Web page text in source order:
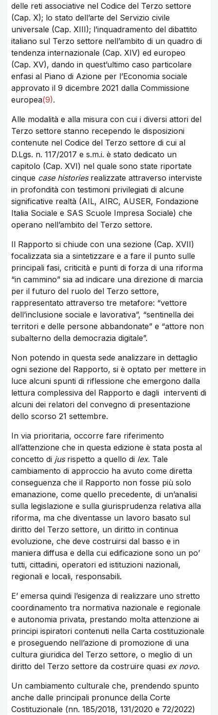
delle reti associative nel Codice del Terzo settore
(Cap. X); lo stato dell’arte del Servizio civile
universale (Cap. XIII); l’inquadramento del dibattito
italiano sul Terzo settore nell’ambito di un quadro di
tendenza internazionale (Cap. XIV) ed europeo
(Cap. XV), dando in quest’ultimo caso particolare
enfasi al Piano di Azione per l’Economia sociale
approvato il 9 dicembre 2021 dalla Commissione
europea(9).
Alle modalità e alla misura con cui i diversi attori del
Terzo settore stanno recependo le disposizioni
contenute nel Codice del Terzo settore di cui al
D.Lgs. n. 117/2017 e s.m.i. è stato dedicato un
capitolo (Cap. XVI) nel quale sono state riportate
cinque case historiesrealizzate attraverso interviste
in profondità con testimoni privilegiati di alcune
significative realtà (AIL, AIRC, AUSER, Fondazione
Italia Sociale e SAS Scuole Impresa Sociale) che
operano nell’ambito del Terzo settore.
Il Rapporto si chiude con una sezione (Cap. XVII)
focalizzata sia a sintetizzare e a fare il punto sulle
principali fasi, criticità e punti di forza di una riforma
“in cammino” sia ad indicare una direzione di marcia
per il futuro del ruolo del Terzo settore,
rappresentato attraverso tre metafore: “vettore
dell’inclusione sociale e lavorativa”, “sentinella dei
territori e delle persone abbandonate” e “attore non
subalterno della democrazia digitale”.
Non potendo in questa sede analizzare in dettaglio
ogni sezione del Rapporto, si è optato per mettere in
luce alcuni spunti di riflessione che emergono dalla
lettura complessiva del Rapporto e dagli interventi di
alcuni dei relatori del convegno di presentazione
dello scorso 21 settembre.
In via prioritaria, occorre fare riferimento
all’attenzione che in questa edizione è stata posta al
concetto di jusrispetto a quello di lex. Tale
cambiamento di approccio ha avuto come diretta
conseguenza che il Rapporto non fosse più solo
emanazione, come quello precedente, di un’analisi
sulla legislazione e sulla giurisprudenza relativa alla
riforma, ma che diventasse un lavoro basato sul
diritto del Terzo settore, un diritto in continua
evoluzione, che deve costruirsi dal basso e in
maniera diffusa e della cui edificazione sono un po’
tutti, cittadini, operatori ed istituzioni nazionali,
regionali e locali, responsabili.
E’ emersa quindi l’esigenza di realizzare uno stretto
coordinamento tra normativa nazionale e regionale
e autonomia privata, prestando molta attenzione ai
principi ispiratori contenuti nella Carta costituzionale
e proseguendo nell’azione di promozione di una
cultura giuridica del Terzo settore, o meglio di un
diritto del Terzo settore da costruire quasi ex novo.
Un cambiamento culturale che, prendendo spunto
anche dalle principali pronunce della Corte
Costituzionale (nn. 185/2018, 131/2020 e 72/2022)